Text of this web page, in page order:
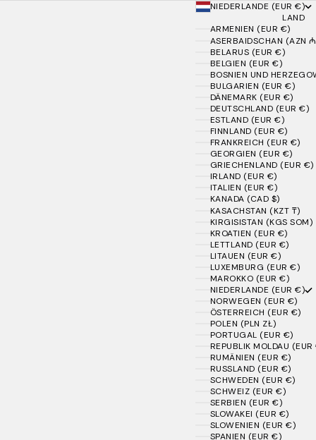
NIEDERLANDE (EUR €)
LAND
ARMENIEN (EUR €)
ASERBAIDSCHAN (AZN
BELARUS (EUR €)
BELGIEN (EUR €)
BOSNIEN UND
BULGARIEN (EUR €)
DÄNEMARK (EUR €)
DEUTSCHLAND (EUR €)
ESTLAND (EUR €)
FINNLAND (EUR €)
FRANKREICH (EUR €)
GEORGIEN (EUR €)
GRIECHENLAND (EUR €)
IRLAND (EUR €)
ITALIEN (EUR €)
KANADA (CAD $)
KASACHSTAN (KZT ₸)
KIRGISISTAN (KGS SOM)
KROATIEN (EUR €)
LETTLAND (EUR €)
LITAUEN (EUR €)
LUXEMBURG (EUR €)
MAROKKO (EUR €)
NIEDERLANDE (EUR €)
NORWEGEN (EUR €)
ÖSTERREICH (EUR €)
POLEN (PLN ZŁ)
PORTUGAL (EUR €)
REPUBLIK MOLDAU
RUMÄNIEN (EUR €)
RUSSLAND (EUR €)
SCHWEDEN (EUR €)
SCHWEIZ (EUR €)
SERBIEN (EUR €)
SLOWAKEI (EUR €)
SLOWENIEN (EUR €)
SPANIEN (EUR €)